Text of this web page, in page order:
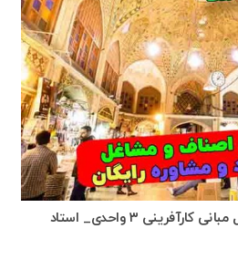
بانک موبایل و اطلاعات اصول مبانی کارآفرینی ۳ واحدی_ استاد